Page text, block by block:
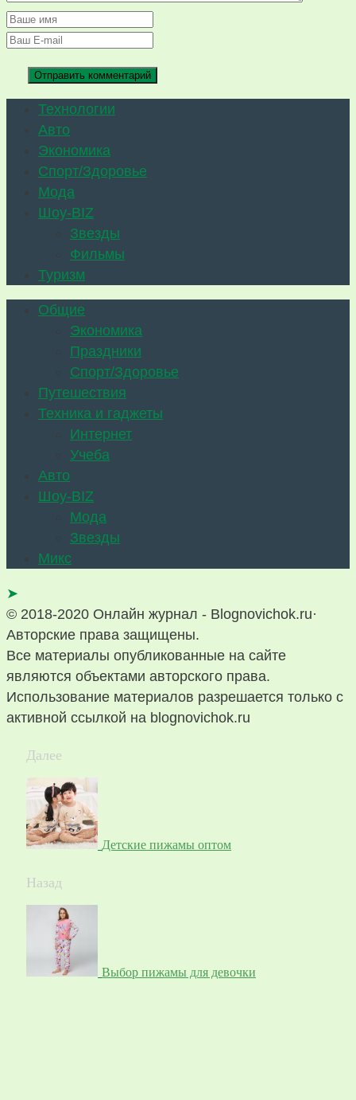
Технологии
Авто
Экономика
Спорт/Здоровье
Мода
Шоу-BIZ
Звезды
Фильмы
Туризм
Общие
Экономика
Праздники
Спорт/Здоровье
Путешествия
Техника и гаджеты
Интернет
Учеба
Авто
Шоу-BIZ
Мода
Звезды
Микс
➤
© 2018-2020 Онлайн журнал - Blognovichok.ru·
Авторские права защищены.
Все материалы опубликованные на сайте
являются объектами авторского права.
Использование материалов разрешается только с
активной ссылкой на blognovichok.ru
Далее
Детские пижамы оптом
Назад
Выбор пижамы для девочки